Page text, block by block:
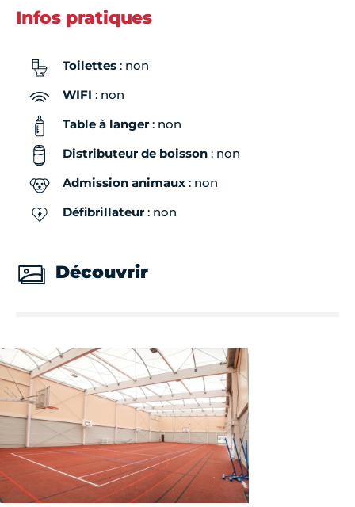
Infos pratiques
Toilettes : non
WIFI : non
Table à langer: non
Distributeur de boisson : non
Admission animaux : non
Défibrillateur: non
Découvrir